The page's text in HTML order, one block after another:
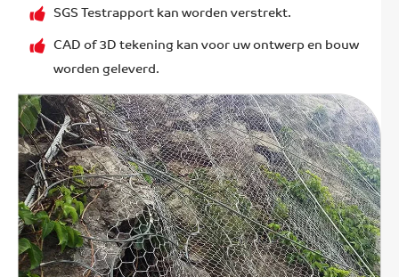
SGS Testrapport kan worden verstrekt.
CAD of 3D tekening kan voor uw ontwerp en bouw
worden geleverd.